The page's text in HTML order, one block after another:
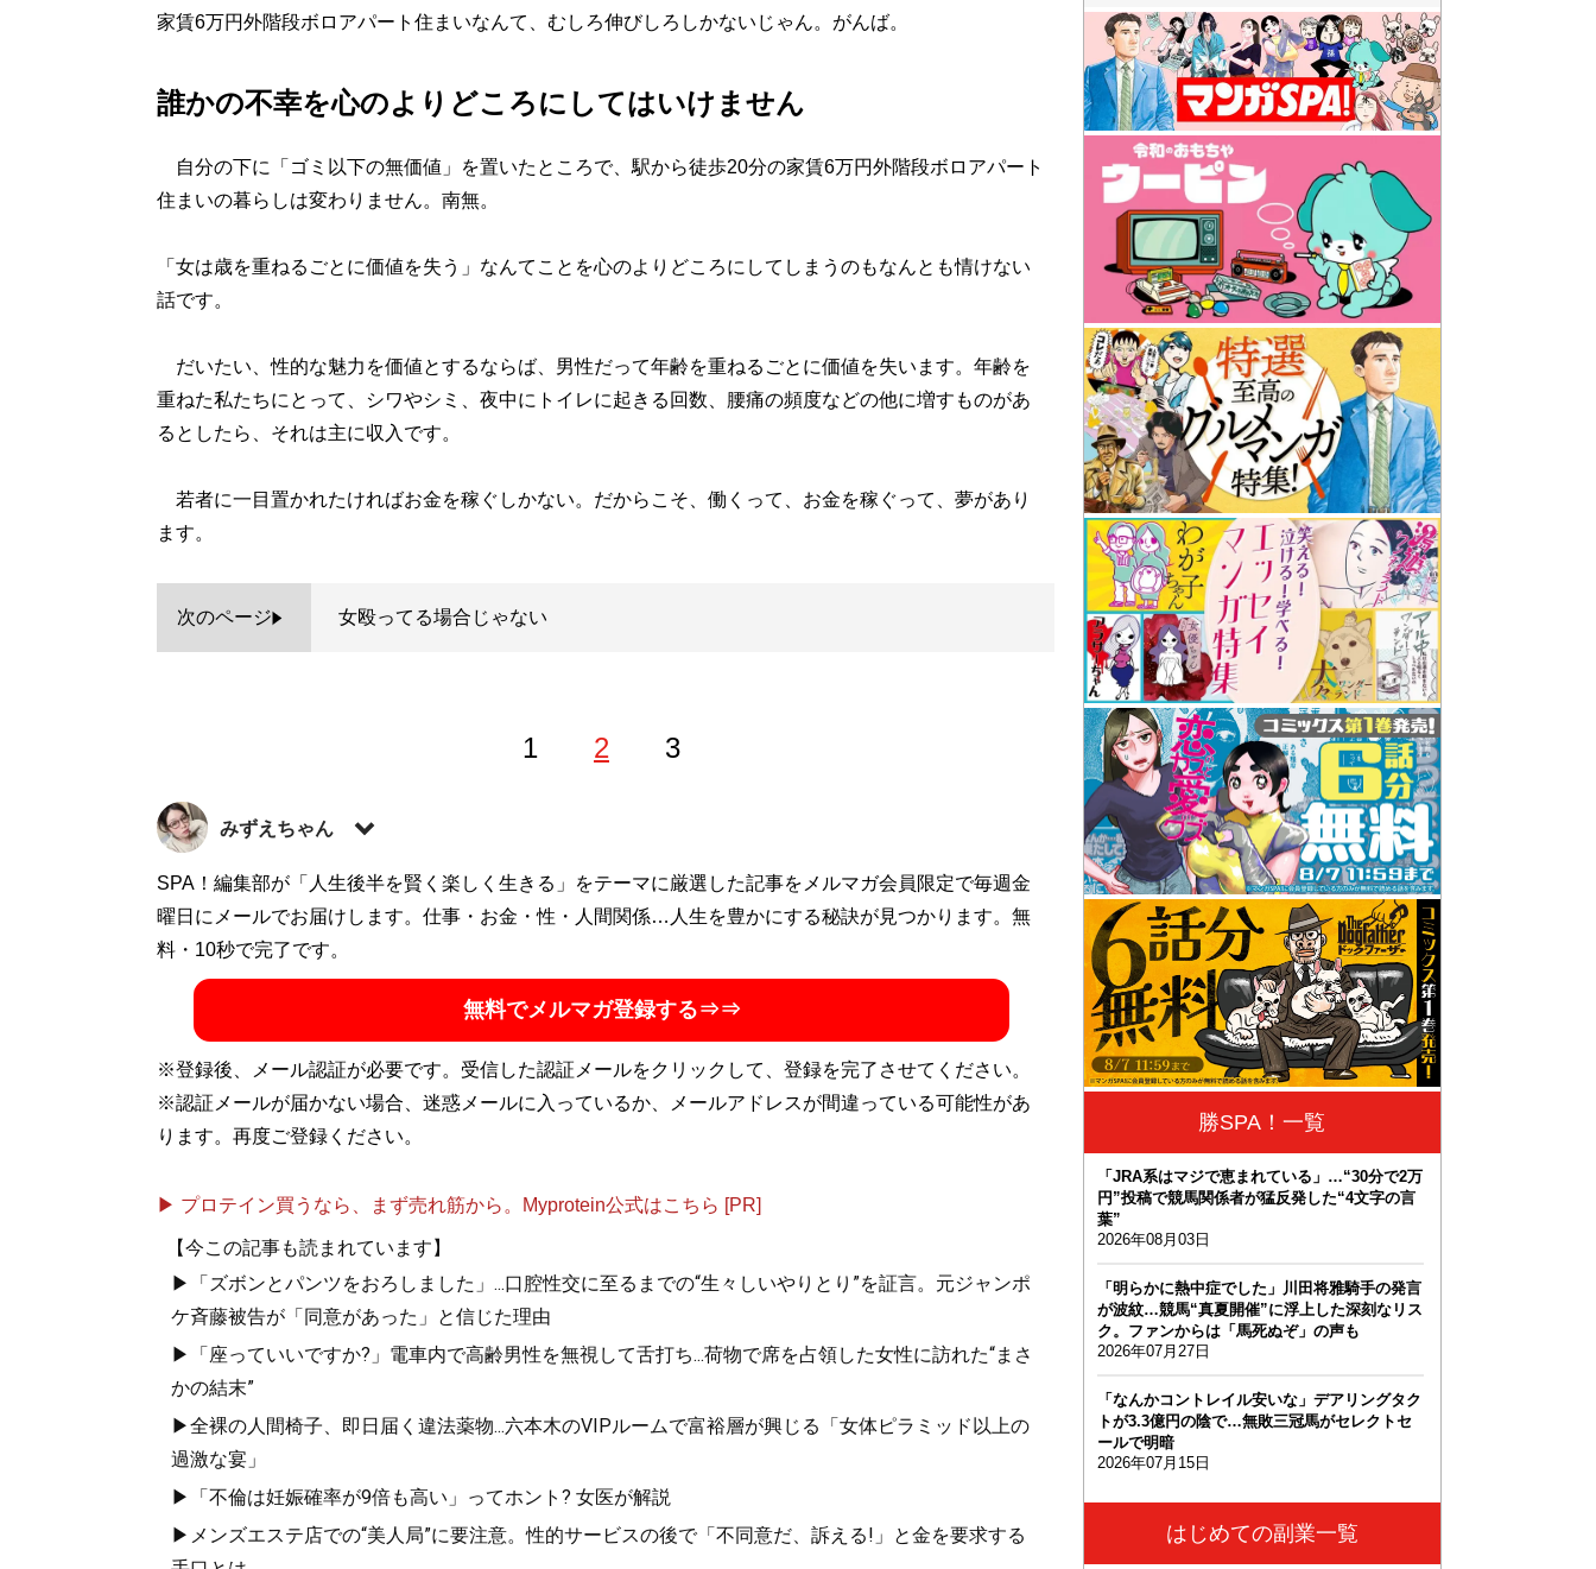
家賃6万円外階段ボロアパート住まいなんて、むしろ伸びしろしかないじゃん。がんば。
誰かの不幸を心のよりどころにしてはいけません
自分の下に「ゴミ以下の無価値」を置いたところで、駅から徒歩20分の家賃6万円外階段ボロアパート
住まいの暮らしは変わりません。南無。
「女は歳を重ねるごとに価値を失う」なんてことを心のよりどころにしてしまうのもなんとも情けない
話です。
だいたい、性的な魅力を価値とするならば、男性だって年齢を重ねるごとに価値を失います。年齢を
重ねた私たちにとって、シワやシミ、夜中にトイレに起きる回数、腰痛の頻度などの他に増すものがあ
るとしたら、それは主に収入です。
若者に一目置かれたければお金を稼ぐしかない。だからこそ、働くって、お金を稼ぐって、夢があり
ます。
次のページ 女殴ってる場合じゃない
1 2 3
みずえちゃん
1989年生まれ。新潟県長岡市出身。関西外国語大学卒業後、大阪市内の広告代理店に勤務する傍ら、キ
ャバ嬢デビュー。結婚、離婚、地方の激安キャバクラを経て、現在は銀座ホステスとライターを兼業。
X（旧Twitter）：@mizuechan1989
SPA！編集部が「人生後半を賢く楽しく生きる」をテーマに厳選した記事をメルマガ会員限定で毎週金
曜日にメールでお届けします。仕事・お金・性・人間関係…人生を豊かにする秘訣が見つかります。無
料・10秒で完了です。
無料でメルマガ登録する⇒⇒
※登録後、メール認証が必要です。受信した認証メールをクリックして、登録を完了させてください。
※認証メールが届かない場合、迷惑メールに入っているか、メールアドレスが間違っている可能性があ
ります。再度ご登録ください。
▶ プロテイン買うなら、まず売れ筋から。Myprotein公式はこちら [PR]
【今この記事も読まれています】
▶「ズボンとパンツをおろしました」...口腔性交に至るまでの“生々しいやりとり”を証言。元ジャンポ
ケ斉藤被告が「同意があった」と信じた理由
▶「座っていいですか?」電車内で高齢男性を無視して舌打ち...荷物で席を占領した女性に訪れた“まさ
かの結末”
▶全裸の人間椅子、即日届く違法薬物...六本木のVIPルームで富裕層が興じる「女体ピラミッド以上の
過激な宴」
▶「不倫は妊娠確率が9倍も高い」ってホント? 女医が解説
▶メンズエステ店での“美人局”に要注意。性的サービスの後で「不同意だ、訴える!」と金を要求する
勝SPA！一覧
「JRA系はマジで恵まれている」…“30分で2万
円”投稿で競馬関係者が猛反発した“4文字の言
葉”
2026年08月03日
「明らかに熱中症でした」川田将雅騎手の発言
が波紋…競馬“真夏開催”に浮上した深刻なリス
ク。ファンからは「馬死ぬぞ」の声も
2026年07月27日
「なんかコントレイル安いな」デアリングタク
トが3.3億円の陰で…無敗三冠馬がセレクトセ
ールで明暗
2026年07月15日
はじめての副業一覧